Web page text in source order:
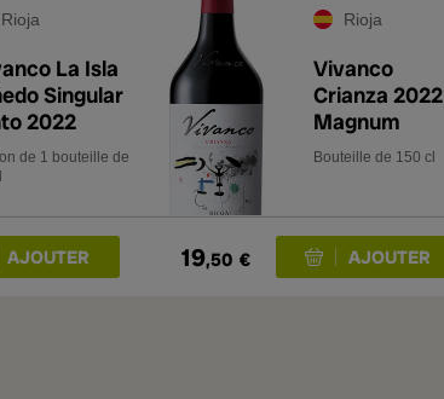
Rioja
La Isla
Singular
2022
de 1 bouteille de
Rioja
Vivanco
Crianza 2022
Magnum
Bouteille de 150 cl
19,50 €